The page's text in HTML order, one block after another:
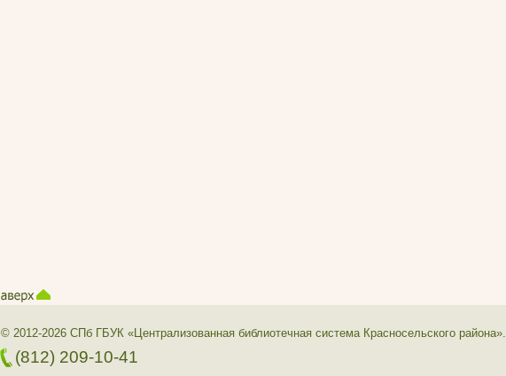
© 2012-2026 СПб ГБУК «Централизованная библиотечная система Красносельского района».
(812) 209-10-41